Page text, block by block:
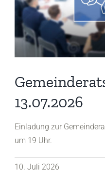
13.07.2026
Einladung zur
um 19 Uhr.
10. Juli 2026